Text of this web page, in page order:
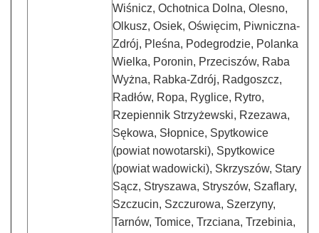
Wiśnicz, Ochotnica Dolna, Olesno,
Olkusz, Osiek, Oświęcim, Piwniczna-
Zdrój, Pleśna, Podegrodzie, Polanka
Wielka, Poronin, Przeciszów, Raba
Wyżna, Rabka-Zdrój, Radgoszcz,
Radłów, Ropa, Ryglice, Rytro,
Rzepiennik Strzyżewski, Rzezawa,
Sękowa, Słopnice, Spytkowice
(powiat nowotarski), Spytkowice
(powiat wadowicki), Skrzyszów, Stary
Sącz, Stryszawa, Stryszów, Szaflary,
Szczucin, Szczurowa, Szerzyny,
Tarnów, Tomice, Trzciana, Trzebinia,